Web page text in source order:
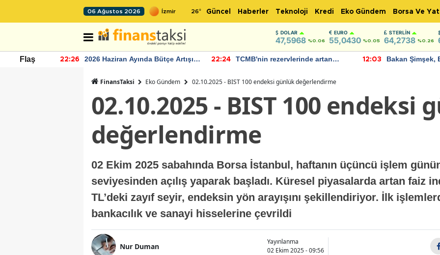
06 Ağustos 2026 26° Güncel Haberler Teknoloji Kredi Eko Gündem Borsa Ve
DOLAR
47,5968 %0.06
EURO
55,0430 %0.05
STERLIN
64,2738 %0.26
Flaş 22:26
2026 Haziran Ayında Bütçe Artışı
22:24
TCMB'nin rezervlerinde artan
12:03
Bakan Şimşek,
FinansTaksi Eko Gündem 02.10.2025 - BIST 100 endeksi günlük değerlendirme
02.10.2025 - BIST 100 endeksi
değerlendirme
02 Ekim 2025 sabahında Borsa İstanbul, haftanın üçüncü işlem
seviyesinden açılış yaparak başladı. Küresel piyasalarda artan faiz
TL’deki zayıf seyir, endeksin yön arayışını şekillendiriyor. İlk
bankacılık ve sanayi hisselerine çevrildi
Nur Duman
Yayınlanma
02 Ekim 2025 - 09:56